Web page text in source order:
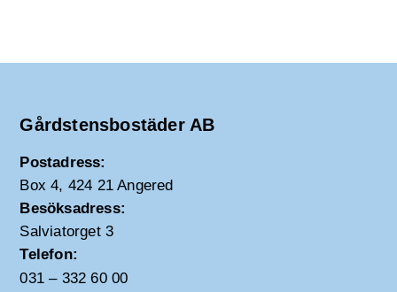
Gårdstensbostäder AB
Postadress:
Box 4, 424 21 Angered
Besöksadress:
Salviatorget 3
Telefon:
031 – 332 60 00